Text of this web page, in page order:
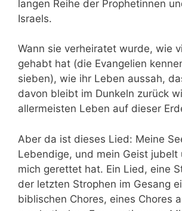
langen Reihe der Prophetinnen
Israels.
Wann sie verheiratet wurde, wie
gehabt hat (die Evangelien
sieben), wie ihr Leben aussah,
davon bleibt im Dunkeln zurück
allermeisten Leben auf dieser
Aber da ist dieses Lied: Meine
Lebendige, und mein Geist jubelt
mich gerettet hat. Ein Lied, eine
der letzten Strophen im Gesang
biblischen Chores, eines Chores